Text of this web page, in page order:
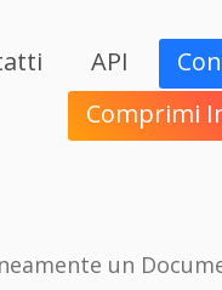
API
Comprimi
un